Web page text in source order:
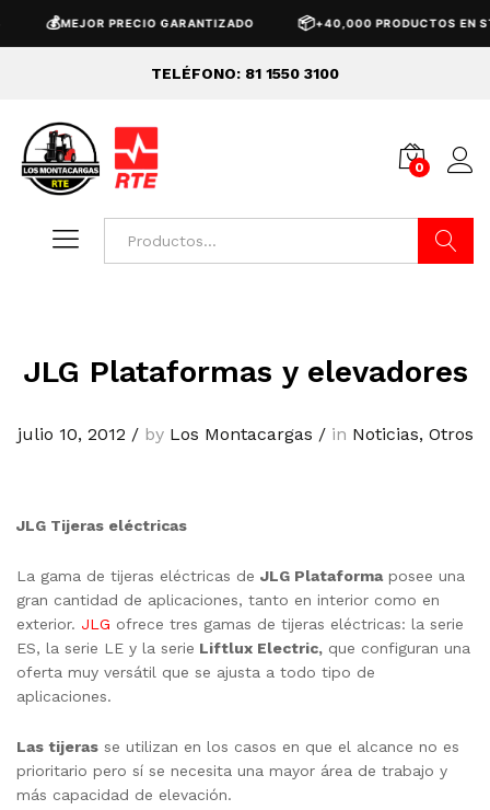
💰MEJOR PRECIO GARANTIZADO 📦+40,000 PRODUCTOS EN
TELÉFONO: 81 1550 3100
0
JLG Plataformas y elevadores
julio 10, 2012 /by Los Montacargas /in Noticias, Otros
JLG Tijeras eléctricas
La gama de tijeras eléctricas de JLG Plataformaposee una
gran cantidad de aplicaciones, tanto en interior como en
exterior. JLG ofrece tres gamas de tijeras eléctricas: la serie
ES, la serie LE y la serie Liftlux Electric, que configuran una
oferta muy versátil que se ajusta a todo tipo de
aplicaciones.
Las tijeras se utilizan en los casos en que el alcance no es
prioritario pero sí se necesita una mayor área de trabajo y
más capacidad de elevación.